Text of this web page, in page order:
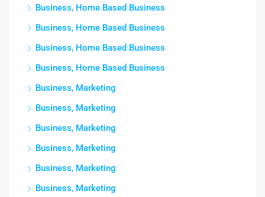
Business, Home Based Business
Business, Home Based Business
Business, Home Based Business
Business, Home Based Business
Business, Marketing
Business, Marketing
Business, Marketing
Business, Marketing
Business, Marketing
Business, Marketing